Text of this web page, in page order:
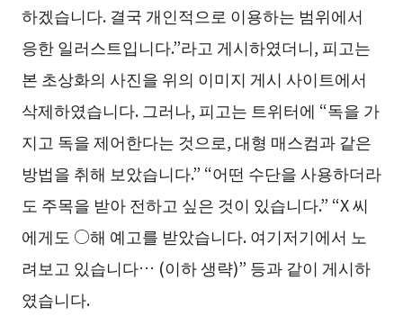
하겠습니다. 결국 개인적으로 이용하는 범위에서
응한 일러스트입니다.”라고 게시하였더니, 피고는
본 초상화의 사진을 위의 이미지 게시 사이트에서
삭제하였습니다. 그러나, 피고는 트위터에 “독을 가
지고 독을 제어한다는 것으로, 대형 매스컴과 같은
방법을 취해 보았습니다.” “어떤 수단을 사용하더라
도 주목을 받아 전하고 싶은 것이 있습니다.” “X 씨
에게도 ○해 예고를 받았습니다. 여기저기에서 노
려보고 있습니다… (이하 생략)” 등과 같이 게시하
였습니다.